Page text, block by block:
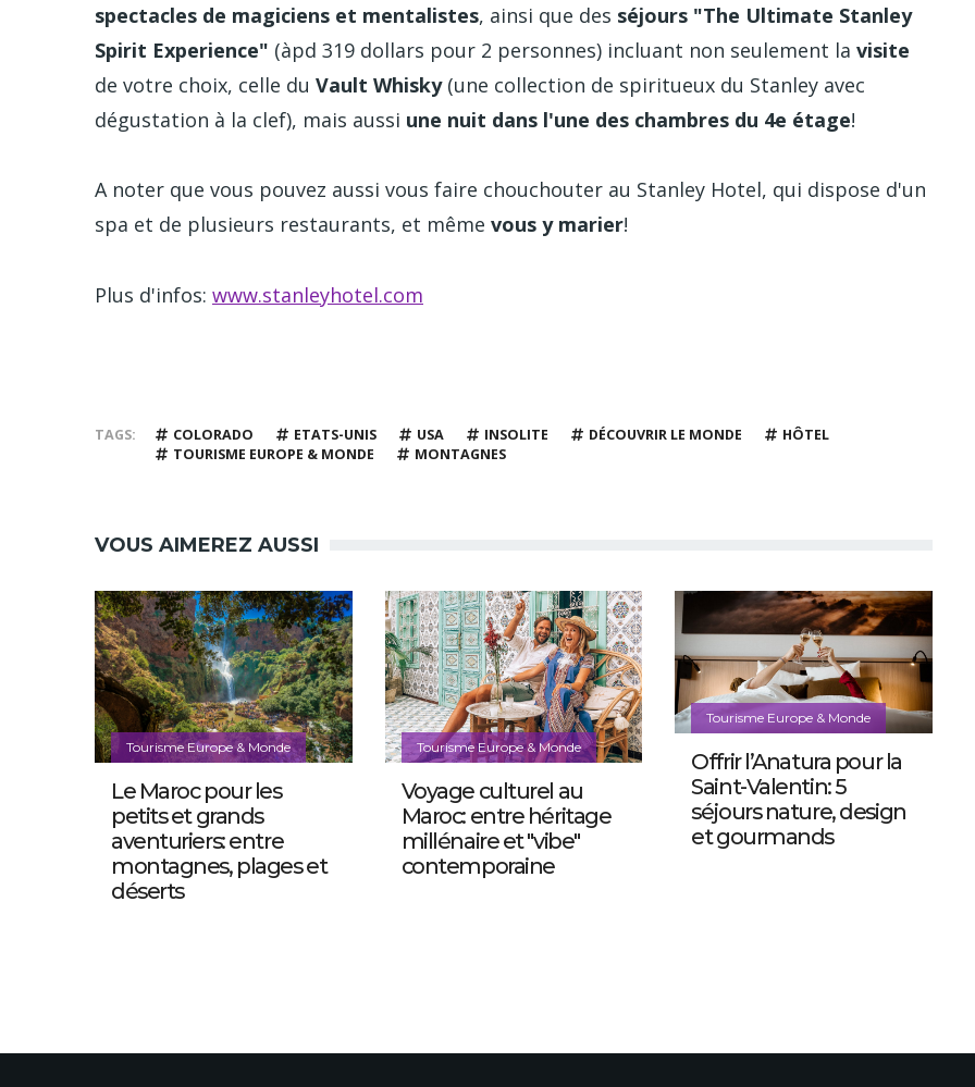
spectacles de magiciens et mentalistes, ainsi que des séjours "The Ultimate Stanley
Spirit Experience" (àpd 319 dollars pour 2 personnes) incluant non seulement la visite
de votre choix, celle du Vault Whisky(une collection de spiritueux du Stanley avec
dégustation à la clef), mais aussi une nuit dans l'une des chambres du 4e étage!
A noter que vous pouvez aussi vous faire chouchouter au Stanley Hotel, qui dispose d'un
spa et de plusieurs restaurants, et même vous y marier!
Plus d'infos: www.stanleyhotel.com
TAGS COLORADO ETATS-UNIS USA INSOLITE DÉCOUVRIR LE MONDE
HÔTEL
TOURISME EUROPE & MONDE
MONTAGNES
VOUS AIMEREZ AUSSI
Tourisme Europe & Monde
Le Maroc pour les
petits et grands
aventuriers: entre
montagnes, plages et
déserts
Tourisme Europe & Monde
Voyage culturel au
Maroc: entre héritage
millénaire et "vibe"
contemporaine
Tourisme Europe & Monde
Offrir l’Anatura pour la
Saint-Valentin: 5
séjours nature, design
et gourmands